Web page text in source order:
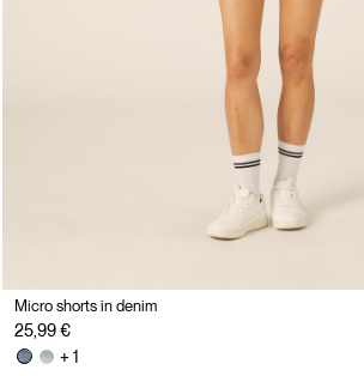
Micro shorts in denim
25,99 €
+ 1